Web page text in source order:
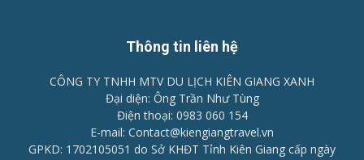
Thông tin liên hệ
CÔNG TY TNHH MTV DU LỊCH KIÊN GIANG XANH
Đại diện: Ông Trần Như Tùng
Điện thoại: 0983 060 154
E-mail: Contact@kiengiangtravel.vn
GPKD: 1702105051 do Sở KHĐT Tỉnh Kiên Giang cấp ngày